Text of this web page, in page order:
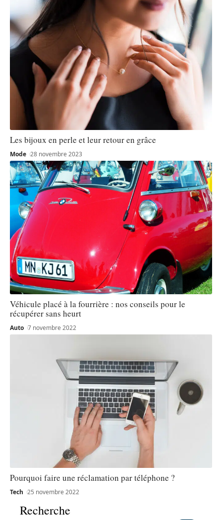
Les bijoux en perle et leur retour en grâce
Mode 28 novembre 2023
Véhicule placé à la fourrière : nos conseils pour le
récupérer sans heurt
Auto 7 novembre 2022
Pourquoi faire une réclamation par téléphone ?
Tech 25 novembre 2022
Recherche